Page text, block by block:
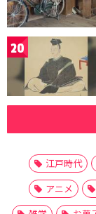
20
江戸時代
アニメ